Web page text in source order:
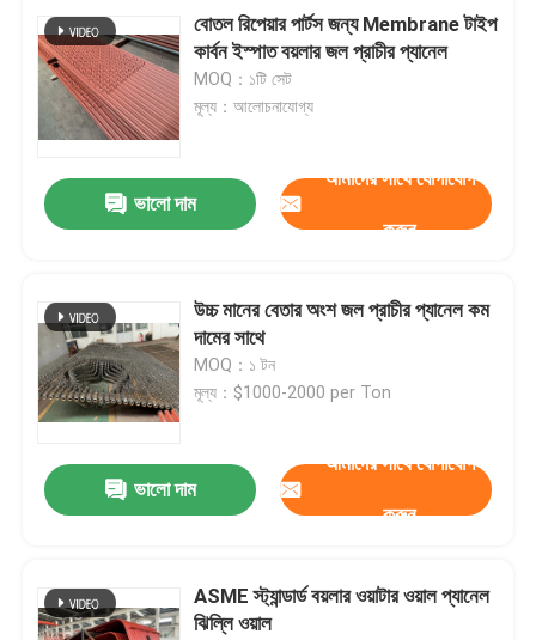
বাড়ি
বোতল রিপেয়ার পার্টস জন্য Membrane টাইপ
কার্বন ইস্পাত বয়লার জল প্রাচীর প্যানেল
MOQ：১টি সেট
মূল্য：আলোচনাযোগ্য
ভালো দাম
আমাদের সাথে যোগাযোগ
করুন
উচ্চ মানের বেতার অংশ জল প্রাচীর প্যানেল কম
দামের সাথে
MOQ：১ টন
মূল্য：$1000-2000 per Ton
ভালো দাম
আমাদের সাথে যোগাযোগ
করুন
ASME স্ট্যান্ডার্ড বয়লার ওয়াটার ওয়াল প্যানেল
ঝিল্লি ওয়াল